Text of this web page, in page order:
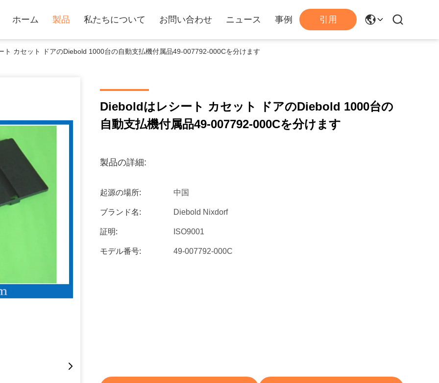
ホーム 製品 私たちについて お問い合わせ ニュース 事例 引用
ト カセット ドアのDiebold 1000台の自動支払機付属品49-007792-000Cを分けます
Dieboldはレシート カセット ドアのDiebold 1000台の
自動支払機付属品49-007792-000Cを分けます
製品の詳細:
起源の場所: 中国
ブランド名: Diebold Nixdorf
証明: ISO9001
モデル番号: 49-007792-000C